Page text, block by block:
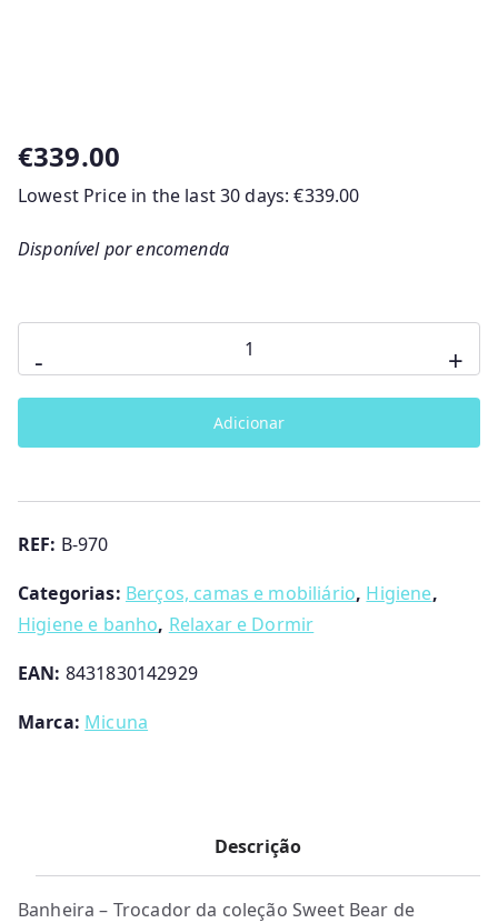
€339.00
Lowest Price in the last 30 days:€339.00
Disponível por encomenda
-
de
Banheira
Bear
Micuna
+
Adicionar
REF: B-970
Categorias: Berços, camas e mobiliário, Higiene,
Higiene e banho, Relaxar e Dormir
EAN: 8431830142929
Marca: Micuna
Descrição
Banheira – Trocador da coleção Sweet Bear de